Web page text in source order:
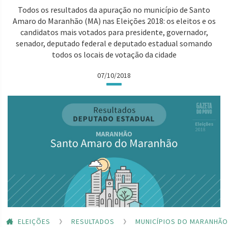
Todos os resultados da apuração no município de Santo
Amaro do Maranhão (MA) nas Eleições 2018: os eleitos e os
candidatos mais votados para presidente, governador,
senador, deputado federal e deputado estadual somando
todos os locais de votação da cidade
07/10/2018
ELEIÇÕES RESULTADOS
MUNICÍPIOS DO MARANHÃO